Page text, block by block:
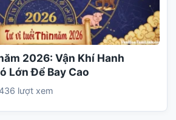
2026: Vận Khí Hanh
Lớn Để Bay Cao
436 lượt xem